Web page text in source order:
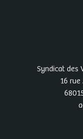
Syndicat des
16